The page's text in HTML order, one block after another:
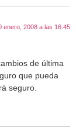
enero, 2008 a las 16:45
de última
que pueda
seguro.